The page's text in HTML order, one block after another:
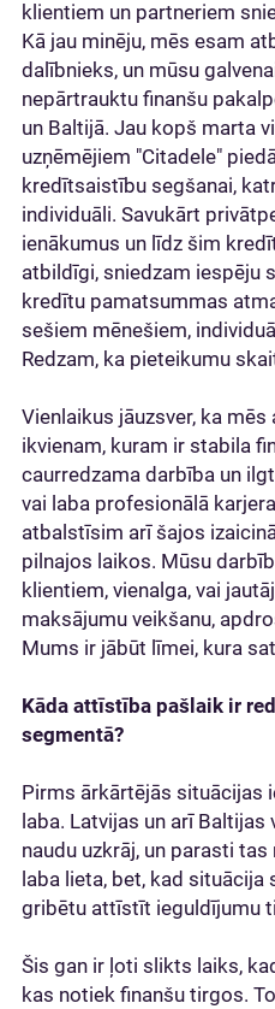
klientiem un partneriem
Kā jau minēju, mēs esam
dalībnieks, un mūsu
nepārtrauktu finanšu
un Baltijā. Jau kopš marta
uzņēmējiem "Citadele"
kredītsaistību segšanai,
individuāli. Savukārt
ienākumus un līdz šim
atbildīgi, sniedzam iespēju
kredītu pamatsummas
sešiem mēnešiem,
Redzam, ka pieteikumu
Vienlaikus jāuzsver, ka
ikvienam, kuram ir stabila
caurredzama darbība un
vai laba profesionālā
atbalstīsim arī šajos
pilnajos laikos. Mūsu
klientiem, vienalga, vai
maksājumu veikšanu,
Mums ir jābūt līmei, kura
Kāda attīstība pašlaik ir
segmentā?
Pirms ārkārtējās situācijas
laba. Latvijas un arī
naudu uzkrāj, un parasti
laba lieta, bet, kad
gribētu attīstīt ieguldījumu
Šis gan ir ļoti slikts laiks,
kas notiek finanšu tirgos.